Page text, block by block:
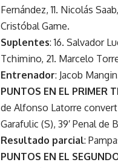
Fernández, 11. Nicolás
Cristóbal Game.
Suplentes: 16. Salvador
Tchimino, 21. Marcelo
Entrenador: Jacob
PUNTOS EN EL PRIMER
de Alfonso Latorre
Garafulic (S), 39′ Penal de
Resultado parcial:
PUNTOS EN EL